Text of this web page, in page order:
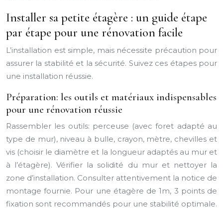
Installer sa petite étagère : un guide étape
par étape pour une rénovation facile
L’installation est simple, mais nécessite précaution pour
assurer la stabilité et la sécurité. Suivez ces étapes pour
une installation réussie.
Préparation: les outils et matériaux indispensables
pour une rénovation réussie
Rassembler les outils: perceuse (avec foret adapté au
type de mur), niveau à bulle, crayon, mètre, chevilles et
vis (choisir le diamètre et la longueur adaptés au mur et
à l’étagère). Vérifier la solidité du mur et nettoyer la
zone d’installation. Consulter attentivement la notice de
montage fournie. Pour une étagère de 1m, 3 points de
fixation sont recommandés pour une stabilité optimale.